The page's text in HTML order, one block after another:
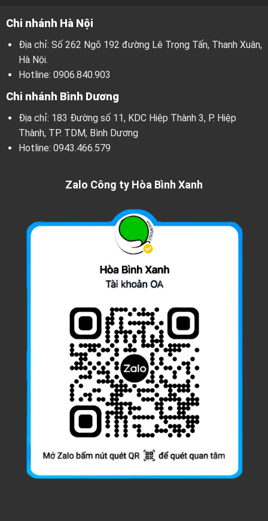
Chi nhánh Hà Nội
Địa chỉ: Số 262 Ngõ 192 đường Lê Trọng Tấn, Thanh Xuân,
Hà Nội.
Hotline: 0906.840.903
Chi nhánh Bình Dương
Địa chỉ: 183 Đường số 11, KDC Hiệp Thành 3, P. Hiệp
Thành, TP. TDM, Bình Dương
Hotline: 0943.466.579
Zalo Công ty Hòa Bình Xanh